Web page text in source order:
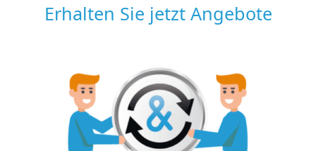
Erhalten Sie jetzt Angebote